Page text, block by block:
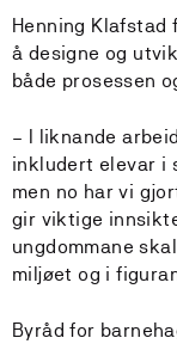
Henning Klafstad
å designe og
både prosessen
– I liknande
inkludert elevar i
men no har vi
gir viktige
ungdommane
miljøet og i
Byråd for